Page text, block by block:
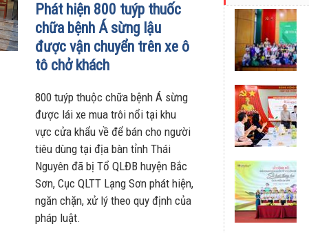
Phát hiện 800 tuýp thuốc
chữa bệnh Á sừng lậu
được vận chuyển trên xe ô
tô chở khách
800 tuýp thuộc chữa bệnh Á sừng
được lái xe mua trôi nổi tại khu
vực cửa khẩu về để bán cho người
tiêu dùng tại địa bàn tỉnh Thái
Nguyên đã bị Tổ QLĐB huyện Bắc
Sơn, Cục QLTT Lạng Sơn phát hiện,
ngăn chặn, xử lý theo quy định của
pháp luật.